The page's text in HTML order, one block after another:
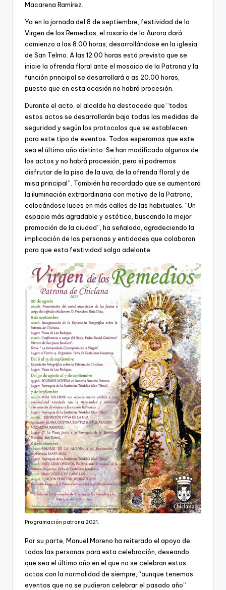
Macarena Ramírez.
Ya en la jornada del 8 de septiembre, festividad de la
Virgen de los Remedios, el rosario de la Aurora dará
comienzo a las 8.00 horas, desarrollándose en la iglesia
de San Telmo. A las 12.00 horas está previsto que se
inicie la ofrenda floral ante el mosaico de la Patrona y la
función principal se desarrollará a as 20.00 horas,
puesto que en esta ocasión no habrá procesión.
Durante el acto, el alcalde ha destacado que “todos
estos actos se desarrollarán bajo todas las medidas de
seguridad y según los protocolos que se establecen
para este tipo de eventos. Todos esperamos que este
sea el último año distinto. Se han modificado algunos de
los actos y no habrá procesión, pero si podremos
disfrutar de la pisa de la uva, de la ofrenda floral y de
misa principal”. También ha recordado que se aumentará
la iluminación extraordinaria con motivo de la Patrona,
colocándose luces en más calles de las habituales. “Un
espacio más agradable y estético, buscando la mejor
promoción de la ciudad”, ha señalado, agradeciendo la
implicación de las personas y entidades que colaboran
para que esta festividad salga adelante.
Programación patrona 2021.
Por su parte, Manuel Moreno ha reiterado el apoyo de
todas las personas para esta celebración, deseando
que sea el último año en el que no se celebran estos
actos con la normalidad de siempre, “aunque tenemos
eventos que no se pudieron celebrar el pasado año”.